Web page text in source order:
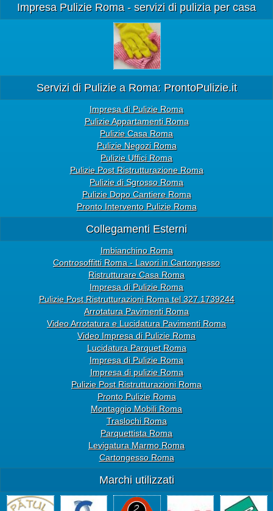
Impresa Pulizie Roma - servizi di pulizia per casa
Servizi di Pulizie a Roma: ProntoPulizie.it
Impresa di Pulizie Roma
Pulizie Appartamenti Roma
Pulizie Casa Roma
Pulizie Negozi Roma
Pulizie Uffici Roma
Pulizie Post Ristrutturazione Roma
Pulizie di Sgrosso Roma
Pulizie Dopo Cantiere Roma
Pronto Intervento Pulizie Roma
Collegamenti Esterni
Imbianchino Roma
Controsoffitti Roma - Lavori in Cartongesso
Ristrutturare Casa Roma
Impresa di Pulizie Roma
Pulizie Post Ristrutturazioni Roma tel 327.1739244
Arrotatura Pavimenti Roma
Video Arrotatura e Lucidatura Pavimenti Roma
Video Impresa di Pulizie Roma
Lucidatura Parquet Roma
Impresa di Pulizie Roma
Impresa di pulizie Roma
Pulizie Post Ristrutturazioni Roma
Pronto Pulizie Roma
Montaggio Mobili Roma
Traslochi Roma
Parquettista Roma
Levigatura Marmo Roma
Cartongesso Roma
Marchi utilizzati